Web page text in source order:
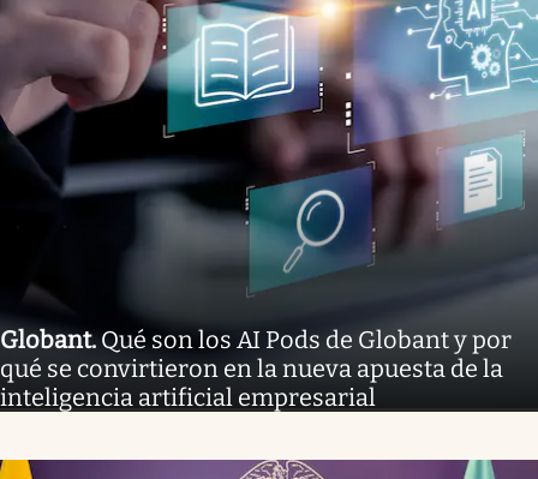
Globant.Qué son los AI Pods de Globant y por
qué se convirtieron en la nueva apuesta de la
inteligencia artificial empresarial